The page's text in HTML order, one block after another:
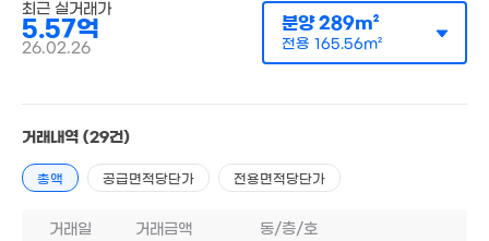
60m²
매매 5억 5700만원
전용166m²
35억
'19. 07
'11. 03
최근 실거래가
5.57억
26.02.26
분양289m²
전용 165.56m²
거래내역 (29건)
총액 공급면적당단가 전용면적당단가
거래일 거래금액 동/층/호